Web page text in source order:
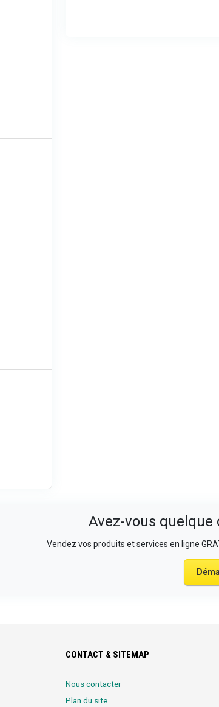
Avez-vous quelque
Vendez vos produits et services en ligne
CONTACT & SITEMAP
Nous contacter
Plan du site